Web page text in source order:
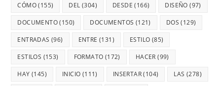
CÓMO(155) DEL (304) DESDE (166) DISEÑO (97)
DOCUMENTO(150) DOCUMENTOS (121) DOS (129)
ENTRADAS (96) ENTRE (131) ESTILO (85)
ESTILOS (153) FORMATO (172) HACER (99)
HAY (145) INICIO (111) INSERTAR(104) LAS (278)